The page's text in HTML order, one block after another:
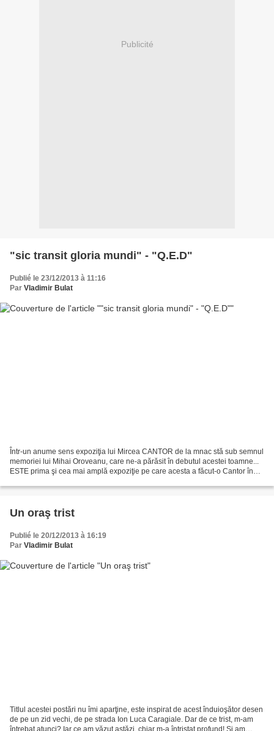
Publicité
"sic transit gloria mundi" - "Q.E.D"
Publié le 23/12/2013 à 11:16
Par Vladimir Bulat
Într-un anume sens expoziţia lui Mircea CANTOR de la mnac stă sub semnul
memoriei lui Mihai Oroveanu, care ne-a părăsit în debutul acestei toamne...
ESTE prima şi cea mai amplă expoziţie pe care acesta a făcut-o Cantor în
Un oraş trist
Publié le 20/12/2013 à 16:19
Par Vladimir Bulat
Titlul acestei postări nu îmi aparţine, este inspirat de acest înduioşător desen
de pe un zid vechi, de pe strada Ion Luca Caragiale. Dar de ce trist, m-am
întrebat atunci? Iar ce am văzut astăzi, chiar m-a întristat profund! Şi am